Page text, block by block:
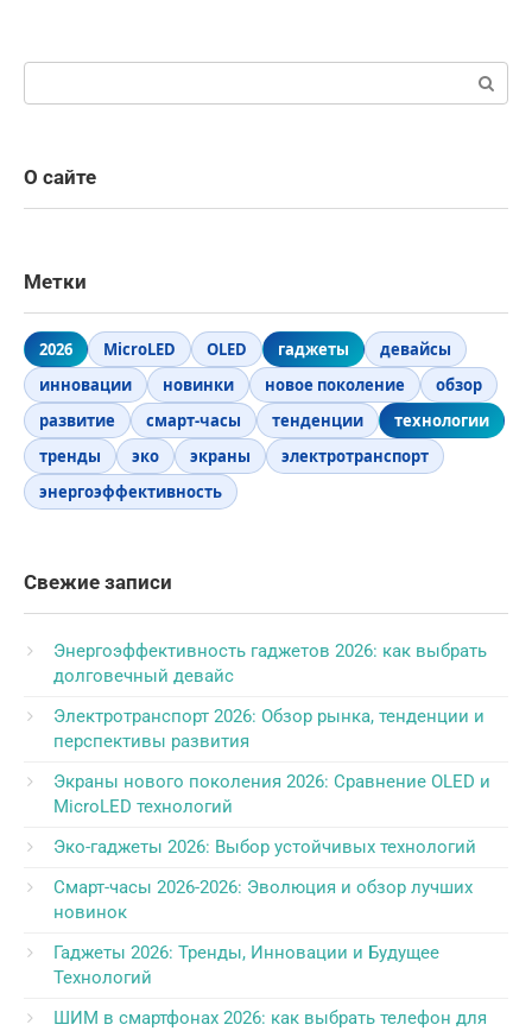
О сайте
Метки
2026 MicroLED OLED гаджеты
девайсы
инновации
новинки новое поколение
обзор
развитие
смарт-часы тенденции
технологии
тренды
эко экраны
электротранспорт
энергоэффективность
Свежие записи
Энергоэффективность гаджетов 2026: как выбрать
долговечный девайс
Электротранспорт 2026: Обзор рынка, тенденции и
перспективы развития
Экраны нового поколения 2026: Сравнение OLED и
MicroLED технологий
Эко-гаджеты 2026: Выбор устойчивых технологий
Смарт-часы 2026-2026: Эволюция и обзор лучших
новинок
Гаджеты 2026: Тренды, Инновации и Будущее
Технологий
ШИМ в смартфонах 2026: как выбрать телефон для